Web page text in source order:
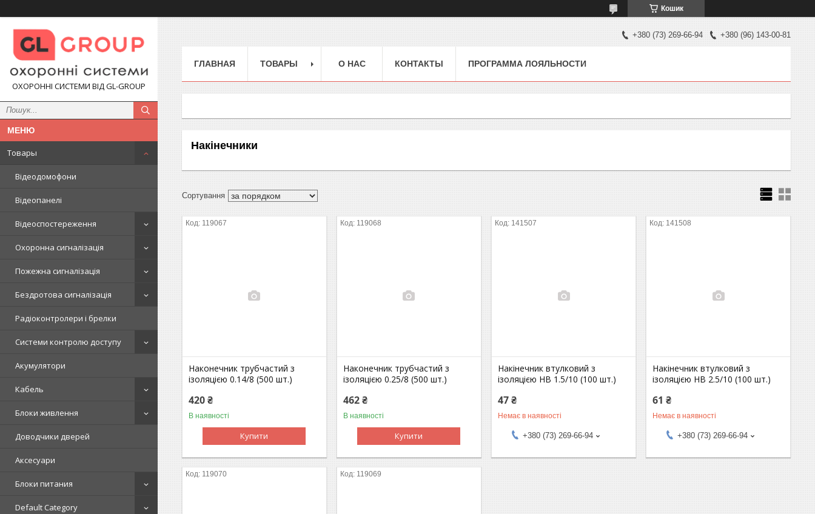
Кошик
ОХОРОННІ СИСТЕМИ ВІД GL-GROUP
Товары
Відеодомофони
Відеопанелі
Відеоспостереження
Охоронна сигналізація
Пожежна сигналізація
Бездротова сигналізація
Радіоконтролери і брелки
Системи контролю доступу
Акумулятори
Кабель
Блоки живлення
Доводчики дверей
Аксесуари
Блоки питания
Default Category
+380 (73) 269-66-94 +380 (96) 143-00-81
ГЛАВНАЯ ТОВАРЫ О НАС КОНТАКТЫ ПРОГРАММА ЛОЯЛЬНОСТИ
Накінечники
119067
Наконечник трубчаcтий з
ізоляцією 0.14/8 (500 шт.)
420 ₴
В наявності
Купити
119068
Наконечник трубчаcтий з
ізоляцією 0.25/8 (500 шт.)
462 ₴
В наявності
Купити
141507
Накінечник втулковий з
ізоляцією HB 1.5/10 (100 шт.)
47 ₴
Немає в наявності
+380 (73) 269-66-94
141508
Накінечник втулковий з
ізоляцією HB 2.5/10 (100 шт.)
61 ₴
Немає в наявності
+380 (73) 269-66-94
119070 119069